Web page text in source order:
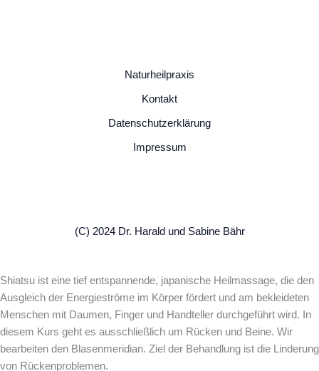
Naturheilpraxis
Kontakt
Datenschutzerklärung
Impressum
(C) 2024 Dr. Harald und Sabine Bähr
Shiatsu ist eine tief entspannende, japanische Heilmassage, die den
Ausgleich der Energieströme im Körper fördert und am bekleideten
Menschen mit Daumen, Finger und Handteller durchgeführt wird. In
diesem Kurs geht es ausschließlich um Rücken und Beine. Wir
bearbeiten den Blasenmeridian. Ziel der Behandlung ist die Linderung
von Rückenproblemen.